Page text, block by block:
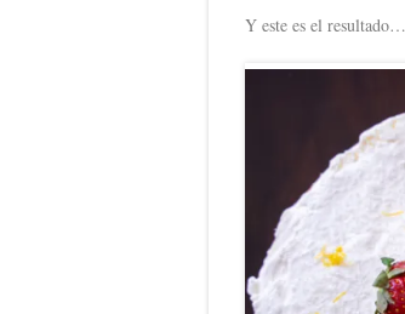
Y este es el resultado…